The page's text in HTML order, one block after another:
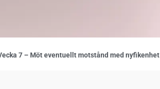
7 – Möt eventuellt motstånd med nyfikenhet